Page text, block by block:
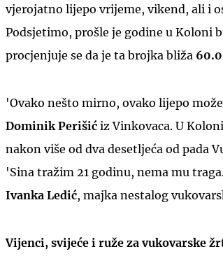
vjerojatno lijepo vrijeme, vikend, ali i
Podsjetimo, prošle je godine u Koloni
procjenjuje se da je ta brojka bliža
'Ovako nešto mirno, ovako lijepo
Dominik Perišić iz Vinkovaca. U
nakon više od dva desetljeća od pada
'Sina tražim 21 godinu, nema mu
Ivanka Ledić, majka nestalog
Vijenci, svijeće i ruže za vukovarske